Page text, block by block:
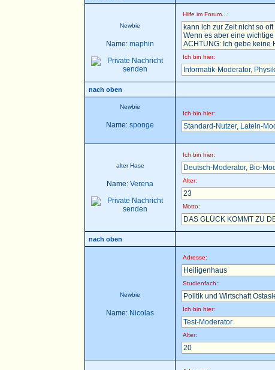
Newbie
Name: maphin
Hilfe im Forum...:
kann ich zur Zeit nicht so
Wenn es aber eine
ACHTUNG: Ich gebe keine
Ich bin hier:
Informatik-Moderator,
nach oben
Newbie
Name: sponge
Ich bin hier:
Standard-Nutzer, Latein-
alter Hase
Name: Verena
Ich bin hier:
Deutsch-Moderator, Bio-
Alter:
23
Motto:
DAS GLÜCK KOMMT ZU
nach oben
Newbie
Name: Nicolas
Adresse:
Heiligenhaus
Studienfach::
Politik und Wirtschaft
Ich bin hier:
Test-Moderator
Alter:
20